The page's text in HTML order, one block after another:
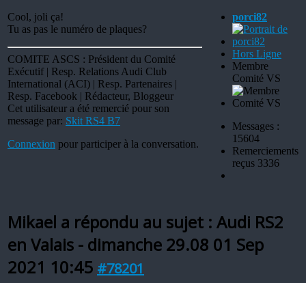
Cool, joli ça!
Tu as pas le numéro de plaques?
COMITE ASCS : Président du Comité
Exécutif | Resp. Relations Audi Club
International (ACI) | Resp. Partenaires |
Resp. Facebook | Rédacteur, Bloggeur
Cet utilisateur a été remercié pour son
message par: Skit RS4 B7
Connexion pour participer à la conversation.
porci82
Hors Ligne
Membre
Comité VS
Messages :
15604
Remerciements
reçus 3336
Mikael a répondu au sujet : Audi RS2
en Valais - dimanche 29.08 01 Sep
2021 10:45 #78201